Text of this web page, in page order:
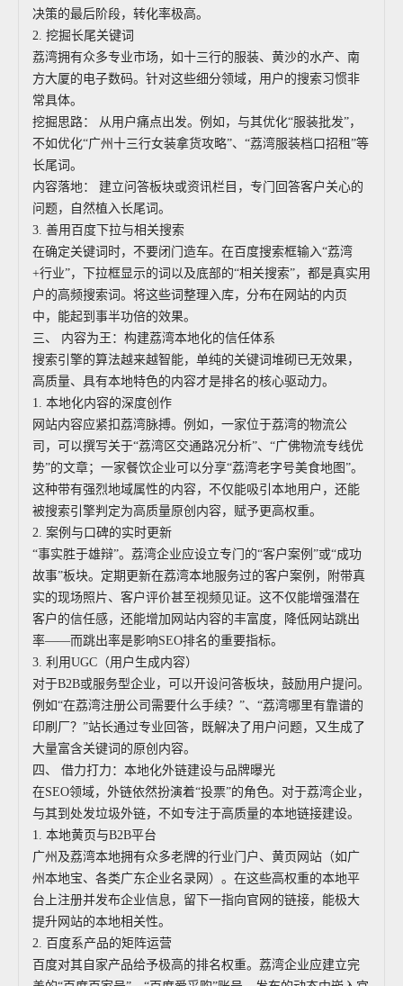
决策的最后阶段，转化率极高。
2. 挖掘长尾关键词
荔湾拥有众多专业市场，如十三行的服装、黄沙的水产、南
方大厦的电子数码。针对这些细分领域，用户的搜索习惯非
常具体。
挖掘思路： 从用户痛点出发。例如，与其优化“服装批发”，
不如优化“广州十三行女装拿货攻略”、“荔湾服装档口招租”等
长尾词。
内容落地： 建立问答板块或资讯栏目，专门回答客户关心的
问题，自然植入长尾词。
3. 善用百度下拉与相关搜索
在确定关键词时，不要闭门造车。在百度搜索框输入“荔湾
+行业”，下拉框显示的词以及底部的“相关搜索”，都是真实用
户的高频搜索词。将这些词整理入库，分布在网站的内页
中，能起到事半功倍的效果。
三、 内容为王：构建荔湾本地化的信任体系
搜索引擎的算法越来越智能，单纯的关键词堆砌已无效果，
高质量、具有本地特色的内容才是排名的核心驱动力。
1. 本地化内容的深度创作
网站内容应紧扣荔湾脉搏。例如，一家位于荔湾的物流公
司，可以撰写关于“荔湾区交通路况分析”、“广佛物流专线优
势”的文章；一家餐饮企业可以分享“荔湾老字号美食地图”。
这种带有强烈地域属性的内容，不仅能吸引本地用户，还能
被搜索引擎判定为高质量原创内容，赋予更高权重。
2. 案例与口碑的实时更新
“事实胜于雄辩”。荔湾企业应设立专门的“客户案例”或“成功
故事”板块。定期更新在荔湾本地服务过的客户案例，附带真
实的现场照片、客户评价甚至视频见证。这不仅能增强潜在
客户的信任感，还能增加网站内容的丰富度，降低网站跳出
率——而跳出率是影响SEO排名的重要指标。
3. 利用UGC（用户生成内容）
对于B2B或服务型企业，可以开设问答板块，鼓励用户提问。
例如“在荔湾注册公司需要什么手续？”、“荔湾哪里有靠谱的
印刷厂？”站长通过专业回答，既解决了用户问题，又生成了
大量富含关键词的原创内容。
四、 借力打力：本地化外链建设与品牌曝光
在SEO领域，外链依然扮演着“投票”的角色。对于荔湾企业，
与其到处发垃圾外链，不如专注于高质量的本地链接建设。
1. 本地黄页与B2B平台
广州及荔湾本地拥有众多老牌的行业门户、黄页网站（如广
州本地宝、各类广东企业名录网）。在这些高权重的本地平
台上注册并发布企业信息，留下一指向官网的链接，能极大
提升网站的本地相关性。
2. 百度系产品的矩阵运营
百度对其自家产品给予极高的排名权重。荔湾企业应建立完